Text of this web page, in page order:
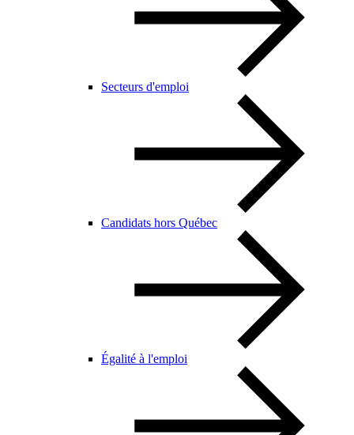
Secteurs d'emploi
Candidats hors Québec
Égalité à l'emploi